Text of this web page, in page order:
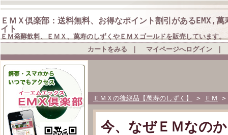
ＥＭＸ倶楽部：送料無料、お得なポイント割引があるEMX,
イト
ＥＭ発酵飲料、ＥＭＸ、萬寿のしずくやＥＭＸゴールドを販売しています。
カートをみる
マイページへログイン
ＥＭＸの後継品【萬寿のしずく】 > ＥＭ
今、なぜＥＭなのか